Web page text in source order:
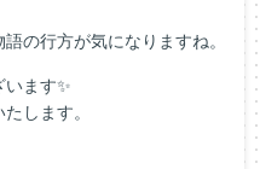
の行方が気になりますね。
ます✨
します。